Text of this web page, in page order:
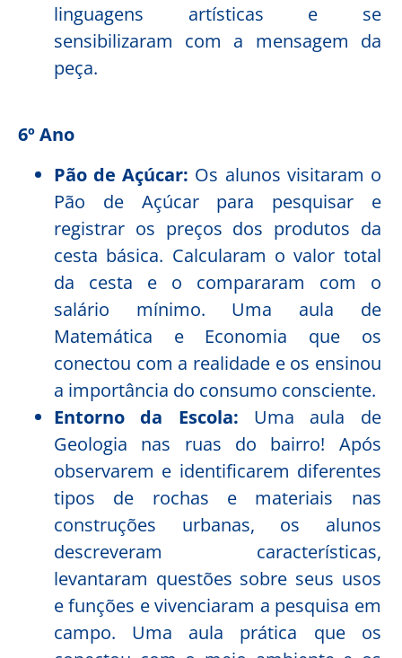
linguagens artísticas e se
sensibilizaram com a mensagem da
peça.
6º Ano
Pão de Açúcar: Os alunos visitaram o
Pão de Açúcar para pesquisar e
registrar os preços dos produtos da
cesta básica. Calcularam o valor total
da cesta e o compararam com o
salário mínimo. Uma aula de
Matemática e Economia que os
conectou com a realidade e os ensinou
a importância do consumo consciente.
Entorno da Escola: Uma aula de
Geologia nas ruas do bairro! Após
observarem e identificarem diferentes
tipos de rochas e materiais nas
construções urbanas, os alunos
descreveram características,
levantaram questões sobre seus usos
e funções e vivenciaram a pesquisa em
campo. Uma aula prática que os